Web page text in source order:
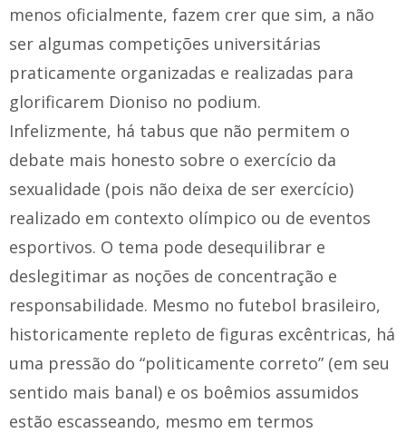
menos oficialmente, fazem crer que sim, a não
ser algumas competições universitárias
praticamente organizadas e realizadas para
glorificarem Dioniso no podium.
Infelizmente, há tabus que não permitem o
debate mais honesto sobre o exercício da
sexualidade (pois não deixa de ser exercício)
realizado em contexto olímpico ou de eventos
esportivos. O tema pode desequilibrar e
deslegitimar as noções de concentração e
responsabilidade. Mesmo no futebol brasileiro,
historicamente repleto de figuras excêntricas, há
uma pressão do “politicamente correto” (em seu
sentido mais banal) e os boêmios assumidos
estão escasseando, mesmo em termos